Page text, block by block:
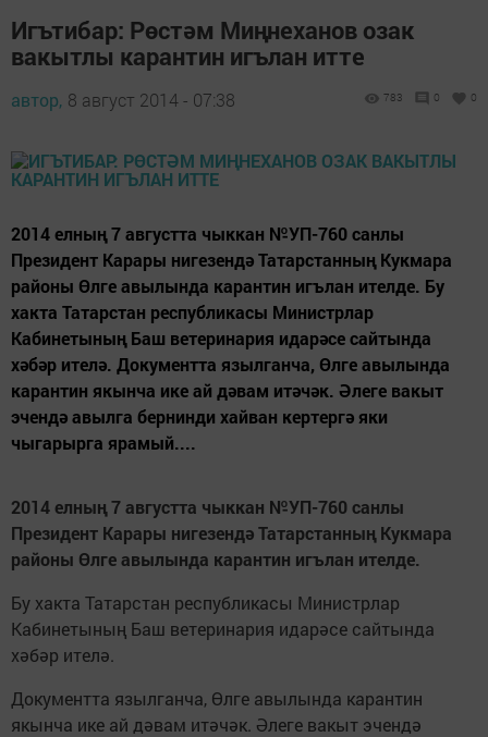
Игътибар: Рөстәм Миңнеханов озак
вакытлы карантин игълан итте
автор, 8 август 2014 - 07:38 783 0 0
2014 елның 7 августта чыккан №УП-760 санлы
Президент Карары нигезендә Татарстанның Кукмара
районы Өлге авылында карантин игълан ителде. Бу
хакта Татарстан республикасы Министрлар
Кабинетының Баш ветеринария идарәсе сайтында
хәбәр ителә. Документта язылганча, Өлге авылында
карантин якынча ике ай дәвам итәчәк. Әлеге вакыт
эчендә авылга бернинди хайван кертергә яки
чыгарырга ярамый....
2014 елның 7 августта чыккан №УП-760 санлы
Президент Карары нигезендә Татарстанның Кукмара
районы Өлге авылында карантин игълан ителде.
Бу хакта Татарстан республикасы Министрлар
Кабинетының Баш ветеринария идарәсе сайтында
хәбәр ителә.
Документта язылганча, Өлге авылында карантин
якынча ике ай дәвам итәчәк. Әлеге вакыт эчендә